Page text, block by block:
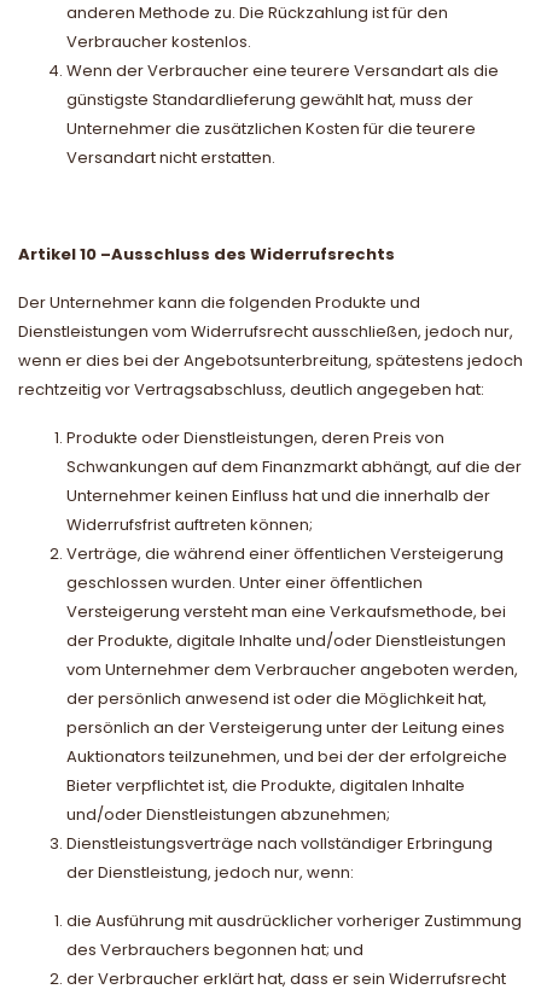
anderen Methode zu. Die Rückzahlung ist für den
Verbraucher kostenlos.
Wenn der Verbraucher eine teurere Versandart als die
günstigste Standardlieferung gewählt hat, muss der
Unternehmer die zusätzlichen Kosten für die teurere
Versandart nicht erstatten.
Artikel 10 –Ausschluss des Widerrufsrechts
Der Unternehmer kann die folgenden Produkte und
Dienstleistungen vom Widerrufsrecht ausschließen, jedoch nur,
wenn er dies bei der Angebotsunterbreitung, spätestens jedoch
rechtzeitig vor Vertragsabschluss, deutlich angegeben hat:
Produkte oder Dienstleistungen, deren Preis von
Schwankungen auf dem Finanzmarkt abhängt, auf die der
Unternehmer keinen Einfluss hat und die innerhalb der
Widerrufsfrist auftreten können;
Verträge, die während einer öffentlichen Versteigerung
geschlossen wurden. Unter einer öffentlichen
Versteigerung versteht man eine Verkaufsmethode, bei
der Produkte, digitale Inhalte und/oder Dienstleistungen
vom Unternehmer dem Verbraucher angeboten werden,
der persönlich anwesend ist oder die Möglichkeit hat,
persönlich an der Versteigerung unter der Leitung eines
Auktionators teilzunehmen, und bei der der erfolgreiche
Bieter verpflichtet ist, die Produkte, digitalen Inhalte
und/oder Dienstleistungen abzunehmen;
Dienstleistungsverträge nach vollständiger Erbringung
der Dienstleistung, jedoch nur, wenn:
die Ausführung mit ausdrücklicher vorheriger Zustimmung
des Verbrauchers begonnen hat; und
der Verbraucher erklärt hat, dass er sein Widerrufsrecht